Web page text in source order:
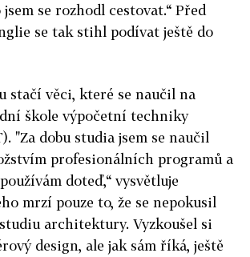
se rozhodl cestovat.“ Před
se tak stihl podívat ještě do
stačí věci, které se naučil na
škole výpočetní techniky
"Za dobu studia jsem se naučil
profesionálních programů a
doteď,“ vysvětluje
mrzí pouze to, že se nepokusil
architektury. Vyzkoušel si
design, ale jak sám říká, ještě